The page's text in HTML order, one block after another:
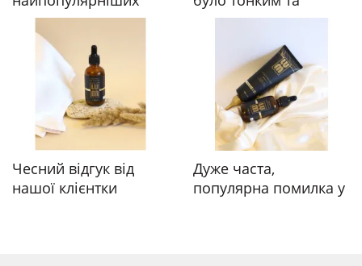
запитів жінок до мене
як до трихолога
схильним до ламкості
Чесний відгук від
нашої клієнтки
Дуже часта,
популярна помилка у